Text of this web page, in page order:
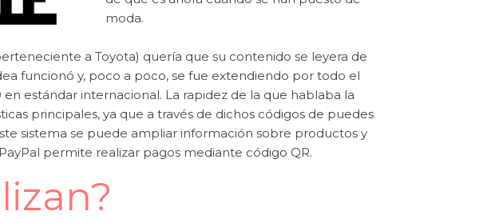
moda.
a Toyota) quería que su contenido se leyera de
funcionó y, poco a poco, se fue extendiendo por todo el
estándar internacional. La rapidez de la que hablaba la
principales, ya que a través de dichos códigos de puedes
sistema se puede ampliar información sobre productos y
permite realizar pagos mediante código QR.